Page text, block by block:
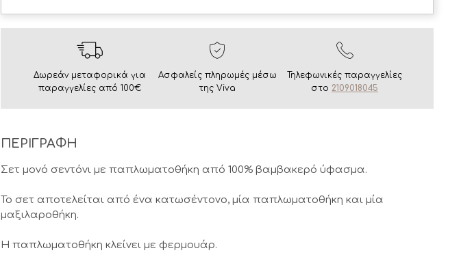
Δωρεάν μεταφορικά για
παραγγελίες από 100€
Ασφαλείς πληρωμές μέσω
της Viva
Τηλεφωνικές παραγγελίες
στο 2109018045
ΠΕΡΙΓΡΑΦΗ
Σετ μονό σεντόνι με παπλωματοθήκη από 100% βαμβακερό ύφασμα.
Το σετ αποτελείται από ένα κατωσέντονο, μία παπλωματοθήκη και μία
μαξιλαροθήκη.
Η παπλωματοθήκη κλείνει με φερμουάρ.